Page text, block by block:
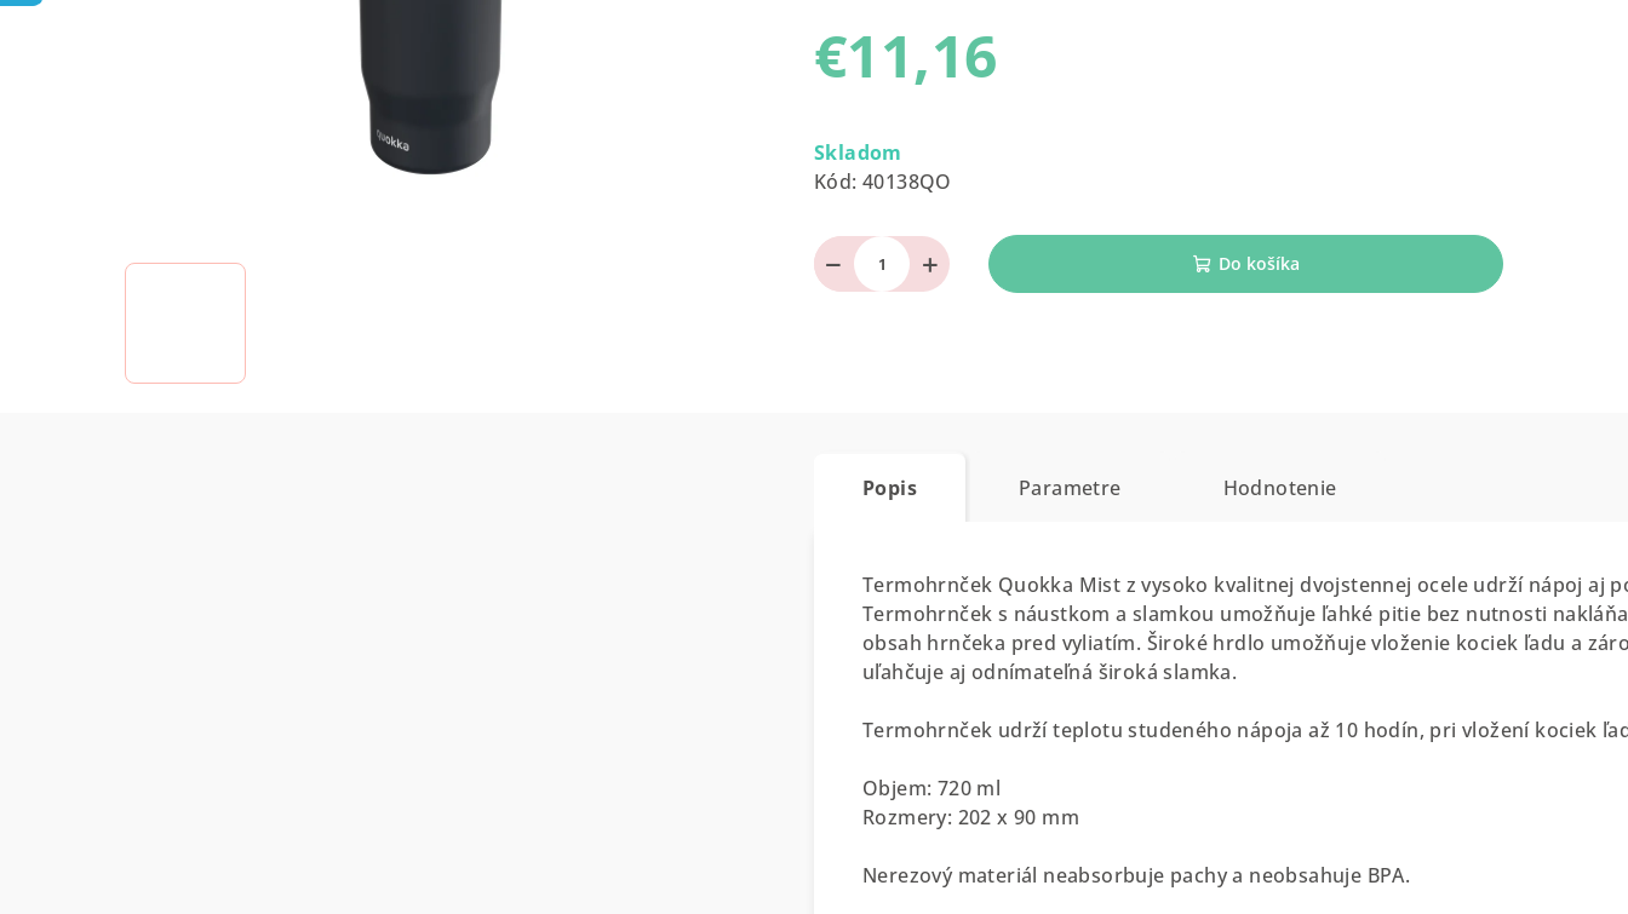
je
0,0
hviezdičiek.
€11,16
cena:
Skladom
Kód: 40138QO
+
− Do košíka
Popis Parametre Hodnotenie
Termohrnček Quokka Mist z vysoko kvalitnej dvojstennej ocele udrží nápoj aj
Termohrnček s náustkom a slamkou umožňuje ľahké pitie bez nutnosti
obsah hrnčeka pred vyliatím. Široké hrdlo umožňuje vloženie kociek ľadu a
uľahčuje aj odnímateľná široká slamka.
Termohrnček udrží teplotu studeného nápoja až 10 hodín, pri vložení kociek
Objem: 720 ml
Rozmery: 202 x 90 mm
Nerezový materiál neabsorbuje pachy a neobsahuje BPA.